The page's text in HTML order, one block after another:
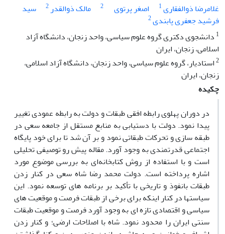
غلامرضا ذوالفقاری1 اصغر پرتوی 2 مالک ذوالقدر2
سید
فرشید جعفری پابندی2
1 دانشجوی دکتری گروه علوم سیاسی، واحد زنجان، دانشگاه آزاد
اسلامی، زنجان، ایران
2استادیار، گروه علوم سیاسی، واحد زنجان، دانشگاه آزاد اسلامی،
زنجان، ایران
چکیده
در دوران پهلوی رابطه افقی طبقات و دولت به رابطه عمودی تغییر
پیدا نمود. دولت با دستیابی به منابع مستقل از جامعه سعی در
طبقه سازی و تحرکات طبقاتی نمود و بر آن شد تا برای خود پایگاه
اجتماعی قدرتمندی به وجود آورد. مقاله پیش رو توصیفی تحلیلی
است و با استفاده از روش کتابخانه‌ای به بررسی موضوع مورد
اشاره پرداخته است. دولت محمد رضا شاه سعی در کنار زدن
طبقات بانفوذ و تاریخی با تأکید بر برنامه های توسعه نمود. این
سیاستها در کنار اینکه برای برخی از طبقات فرصت و موقعیت های
سیاسی و اقتصادی تازه ای به وجود آورد فرصت و موقعیت طبقات
سنتی ایران را محدود نمود. شاه با اصلاحات ارضی؛ و کنار زدن